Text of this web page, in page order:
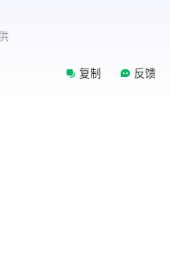
复制 反馈